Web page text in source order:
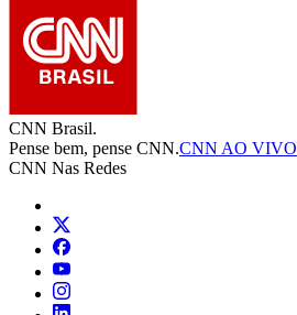
CNN Brasil.
Pense bem, pense CNN.CNN AO VIVO
CNN Nas Redes